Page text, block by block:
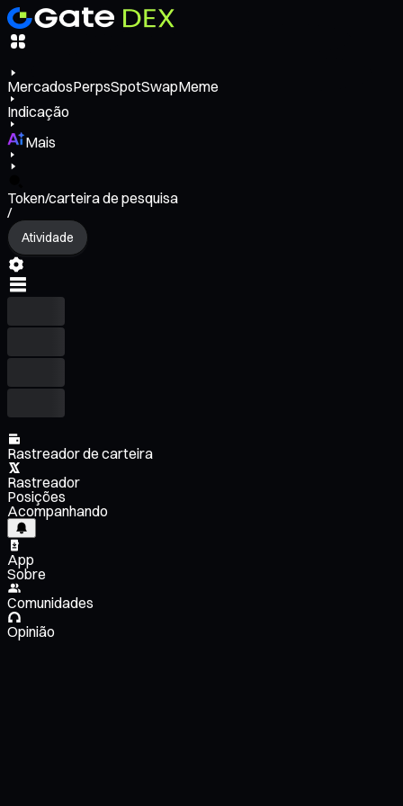
MercadosPerpsSpotSwapMeme
Indicação
Mais
Token/carteira de pesquisa
/
Atividade
Rastreador de carteira
Rastreador
Posições
Acompanhando
App
Sobre
Comunidades
Opinião